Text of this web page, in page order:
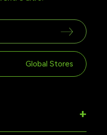
Global Stores
+